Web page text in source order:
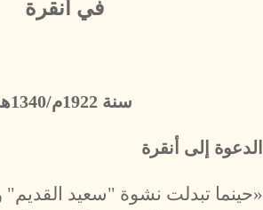
في أنقرة
سنة 1922م/1340هـ
الدعوة إلى أنقرة
«حينما تبدلت نشوة "سعيد القديم"